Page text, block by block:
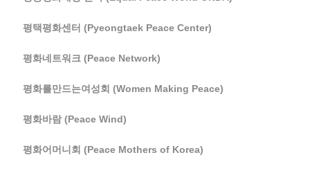
평택평화센터 (Pyeongtaek Peace Center)
평화네트워크 (Peace Network)
평화를만드는여성회 (Women Making Peace)
평화바람 (Peace Wind)
평화어머니회 (Peace Mothers of Korea)